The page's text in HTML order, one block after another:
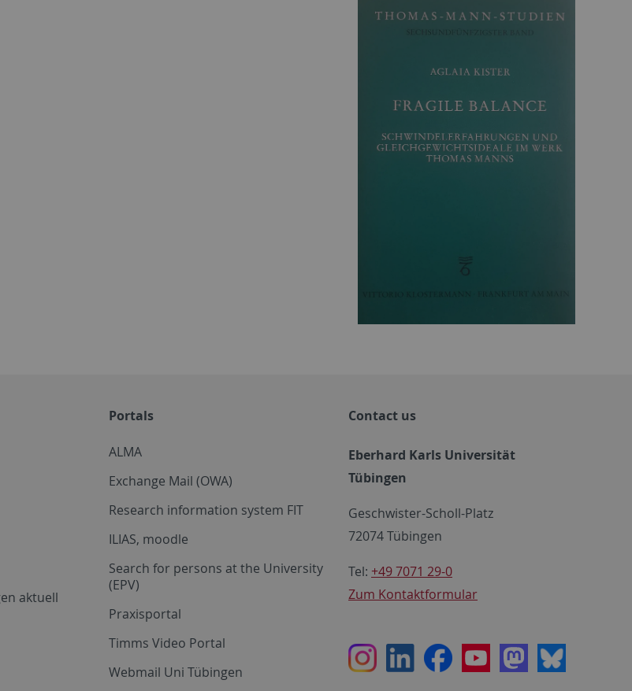
aktuell
Portals
ALMA
Exchange Mail (OWA)
Research information system FIT
ILIAS, moodle
Search for persons at the University
(EPV)
Praxisportal
Timms Video Portal
Webmail Uni Tübingen
Contact us
Eberhard Karls Universität
Tübingen
Geschwister-Scholl-Platz
72074 Tübingen
Tel: +49 7071 29-0
Zum Kontaktformular
InstagramLinkedInFacebookYoutubeMastodon
Bluesky